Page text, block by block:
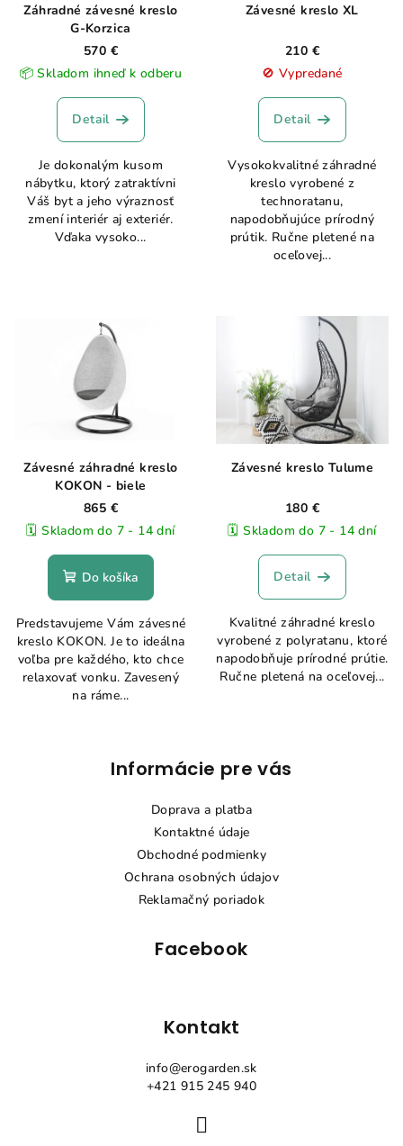
Záhradné závesné kreslo
G-Korzica
570 €
📦 Skladom ihneď k odberu
Detail
Je dokonalým kusom
nábytku, ktorý zatraktívni
Váš byt a jeho výraznosť
zmení interiér aj exteriér.
Vďaka vysoko...
Závesné kreslo XL
210 €
🚫 Vypredané
Detail
Vysokokvalitné záhradné
kreslo vyrobené z
technoratanu,
napodobňujúce prírodný
prútik. Ručne pletené na
oceľovej...
Závesné záhradné kreslo
KOKON - biele
865 €
🗓️ Skladom do 7 - 14 dní
Do košíka
Predstavujeme Vám závesné
kreslo KOKON. Je to ideálna
voľba pre každého, kto chce
relaxovať vonku. Zavesený
na ráme...
Závesné kreslo Tulume
180 €
🗓️ Skladom do 7 - 14 dní
Detail
Kvalitné záhradné kreslo
vyrobené z polyratanu, ktoré
napodobňuje prírodné prútie.
Ručne pletená na oceľovej...
Informácie pre vás
Doprava a platba
Kontaktné údaje
Obchodné podmienky
Ochrana osobných údajov
Reklamačný poriadok
Facebook
Kontakt
info@erogarden.sk
+421 915 245 940